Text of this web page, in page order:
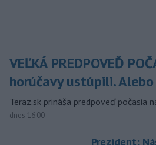
VEĽKÁ PREDPOVEĎ
horúčavy ustúpili. Alebo
Teraz.sk prináša predpoveď počasia
dnes 16:00
Prezident: